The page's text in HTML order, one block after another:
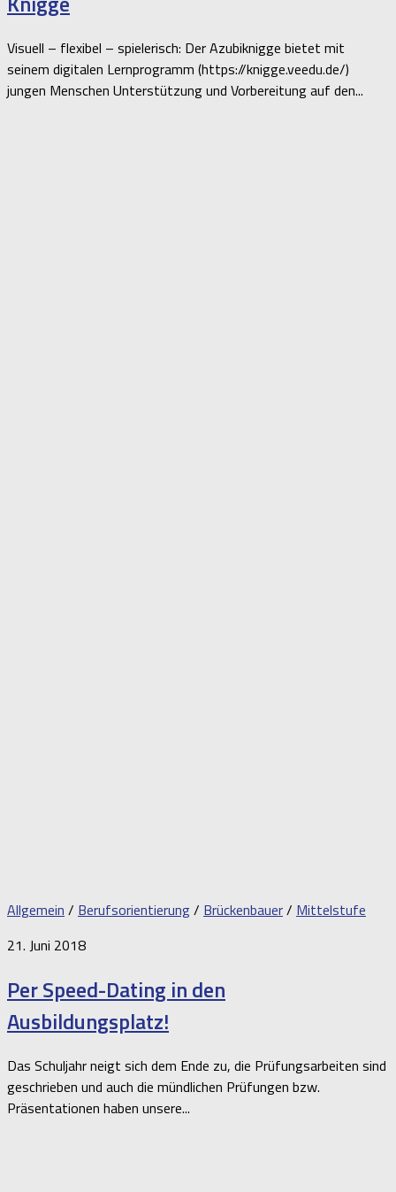
Visuell – flexibel – spielerisch: Der Azubiknigge bietet mit
seinem digitalen Lernprogramm (https://knigge.veedu.de/)
jungen Menschen Unterstützung und Vorbereitung auf den...
Allgemein / Berufsorientierung/ Brückenbauer/ Mittelstufe
21. Juni 2018
Per Speed-Dating in den
Ausbildungsplatz!
Das Schuljahr neigt sich dem Ende zu, die Prüfungsarbeiten sind
geschrieben und auch die mündlichen Prüfungen bzw.
Präsentationen haben unsere...